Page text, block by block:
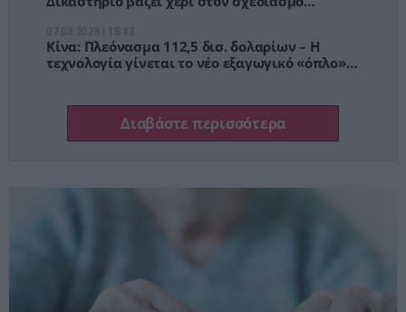
Κίνα: Πλεόνασμα 112,5 δισ. δολαρίων – Η
τεχνολογία γίνεται το νέο εξαγωγικό «όπλο»
Διαβάστε περισσότερα